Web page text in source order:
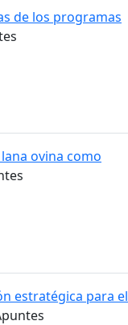
de los programas
ovina como
estratégica para el